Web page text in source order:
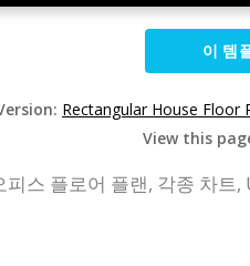
이 템
Rectangular House Floor
View this
스 플로어 플랜, 각종 차